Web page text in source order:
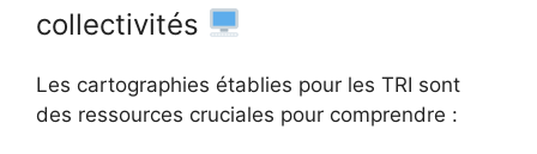
collectivités
Les cartographies établies pour les TRI sont
des ressources cruciales pour comprendre :